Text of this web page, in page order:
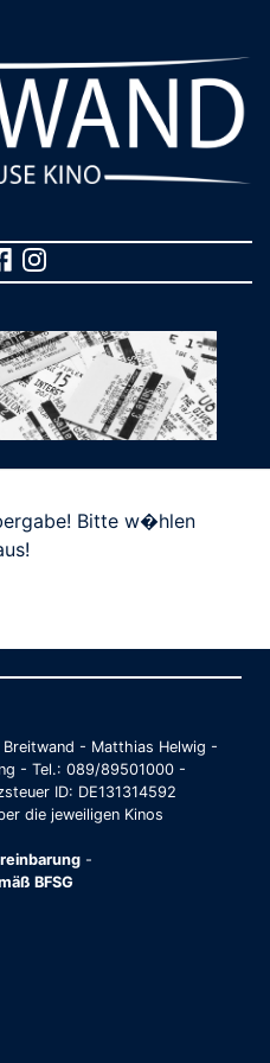
Bitte w�hlen
- Matthias Helwig -
- Tel.: 089/89501000 -
ID: DE131314592
die jeweiligen Kinos
-
BFSG